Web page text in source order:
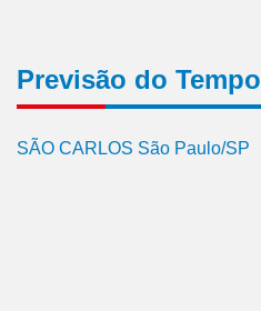
Previsão do Tempo
SÃO CARLOS São Paulo/SP